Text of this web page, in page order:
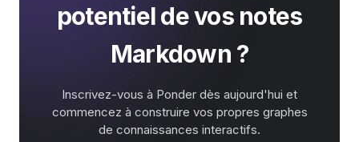
potentiel de vos notes
Markdown ?
Inscrivez-vous à Ponder dès aujourd'hui et
commencez à construire vos propres graphes
de connaissances interactifs.